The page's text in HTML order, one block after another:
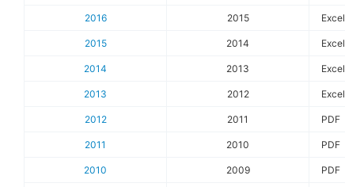
2016 2015 Excel
2015 2014 Excel
2014 2013 Excel
2013 2012 Excel
2012 2011 PDF
2011 2010 PDF
2010 2009 PDF